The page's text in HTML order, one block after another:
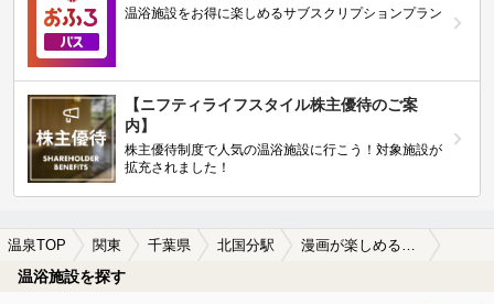
温浴施設をお得に楽しめるサブスクリプションプラン
【ニフティライフスタイル株主優待のご案
内】
株主優待制度で人気の温浴施設に行こう！対象施設が
拡充されました！
温泉TOP 関東 千葉県 北国分駅 漫画が楽しめる北国分駅近くの温泉、日帰り温泉、スーパー銭湯おすすめ
温浴施設を探す